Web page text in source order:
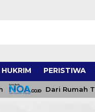
HUKRIM PERISTIWA
Dari Rumah Tak Layak